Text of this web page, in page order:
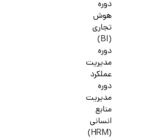
دوره
هوش
تجاری
(BI)
دوره
مدیریت
عملکرد
دوره
مدیریت
منابع
انسانی
(HRM)